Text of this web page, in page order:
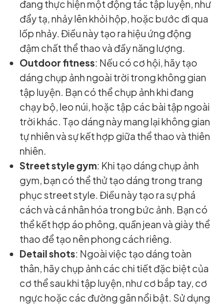
đang thực hiện một động tác tập luyện, như
đẩy tạ, nhảy lên khỏi hộp, hoặc bước đi qua
lốp nhảy. Điều này tạo ra hiệu ứng động
đậm chất thể thao và đầy năng lượng.
Outdoor fitness: Nếu có cơ hội, hãy tạo
dáng chụp ảnh ngoài trời trong không gian
tập luyện. Bạn có thể chụp ảnh khi đang
chạy bộ, leo núi, hoặc tập các bài tập ngoài
trời khác. Tạo dáng này mang lại không gian
tự nhiên và sự kết hợp giữa thể thao và thiên
nhiên.
Street style gym: Khi tạo dáng chụp ảnh
gym, bạn có thể thử tạo dáng trong trang
phục street style. Điều này tạo ra sự phá
cách và cá nhân hóa trong bức ảnh. Bạn có
thể kết hợp áo phông, quần jean và giày thể
thao để tạo nên phong cách riêng.
Detail shots: Ngoài việc tạo dáng toàn
thân, hãy chụp ảnh các chi tiết đặc biệt của
cơ thể sau khi tập luyện, như cơ bắp tay, cơ
ngực hoặc các đường gân nổi bật. Sử dụng